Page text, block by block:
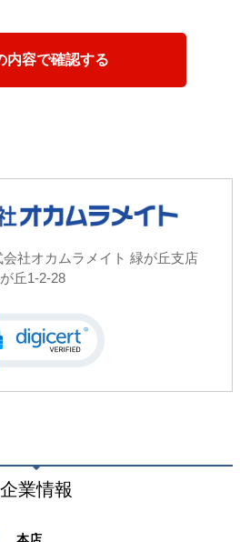
社オカムラメイト 緑が丘支店
丘1-2-28
企業情報